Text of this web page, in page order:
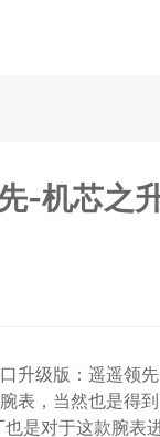
-机芯之
升级版：遥遥领
表，当然也是得
是对于这款腕表